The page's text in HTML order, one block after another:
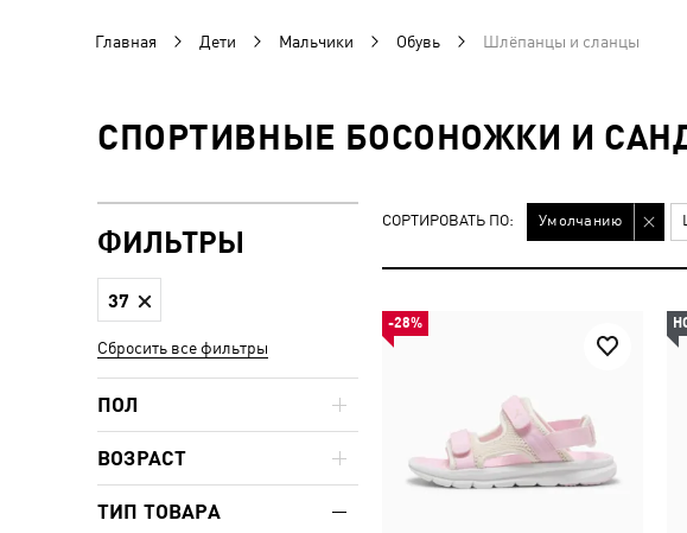
Главная Дети Мальчики Обувь Шлёпанцы и сланцы
СПОРТИВНЫЕ БОСОНОЖКИ И
СОРТИРОВАТЬ ПО: Умолчанию
-28%
ФИЛЬТРЫ
37
Сбросить все фильтры
ПОЛ
ВОЗРАСТ
ТИП ТОВАРА